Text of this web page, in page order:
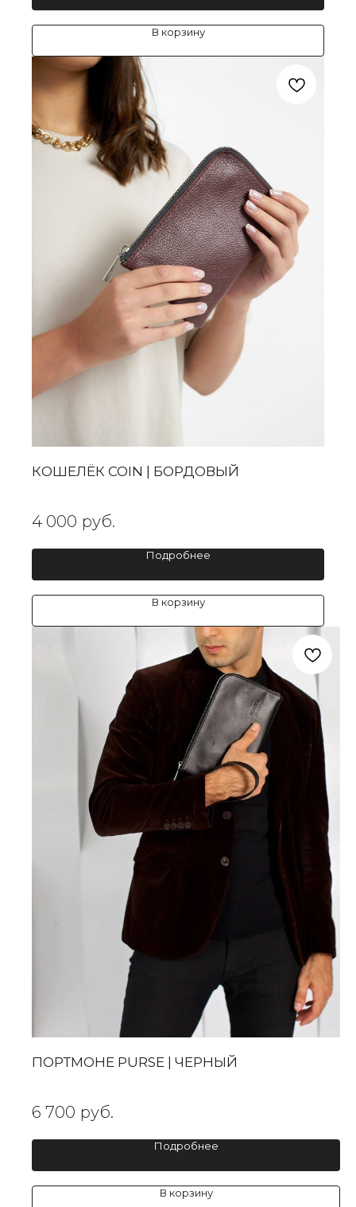
В корзину
КОШЕЛЁК COIN | БОРДОВЫЙ
4 000 руб.
Подробнее
В корзину
ПОРТМОНЕ PURSE | ЧЕРНЫЙ
6 700 руб.
Подробнее
В корзину